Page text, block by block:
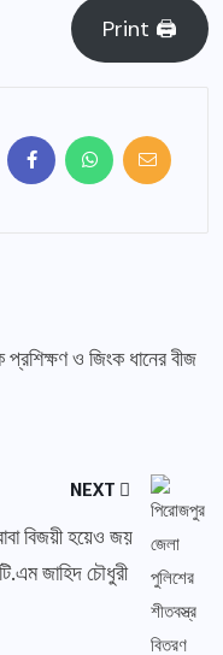
Print 🖨
ও জিংক ধানের বীজ
NEXT
বিজয়ী হয়েও জয়
জাহিদ চৌধুরী